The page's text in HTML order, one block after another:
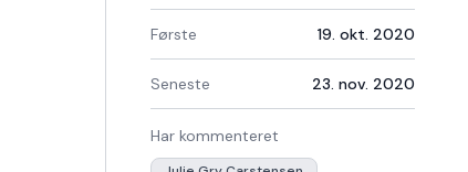
Første 19. okt. 2020
Seneste 23. nov. 2020
Har kommenteret